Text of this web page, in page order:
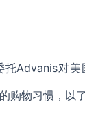
托Advanis对美
购物习惯 ， 以